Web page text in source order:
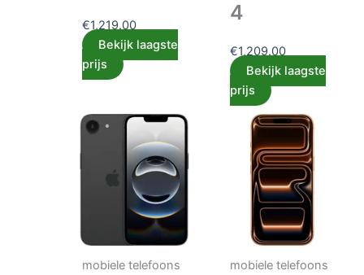
€1,219.00
Bekijk laagste
prijs
4
€1,209.00
Bekijk laagste
prijs
mobiele telefoons mobiele telefoons